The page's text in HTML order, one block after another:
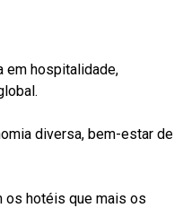
em hospitalidade,
diversa, bem-estar de
os hotéis que mais os